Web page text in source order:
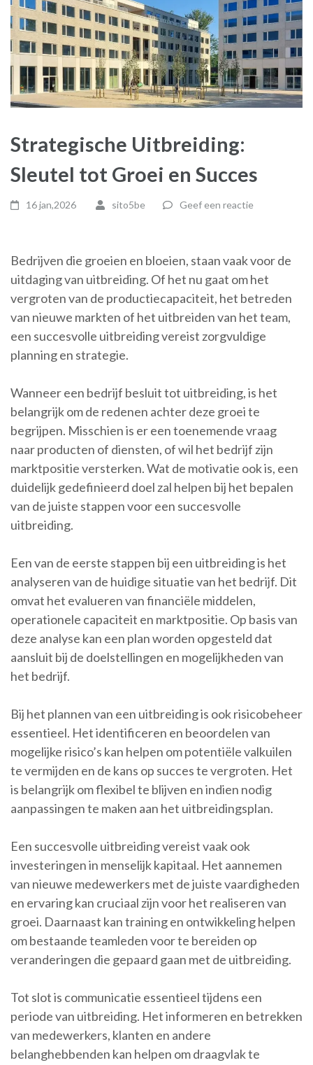
Strategische Uitbreiding:
Sleutel tot Groei en Succes
16 jan,2026 sito5be Geef een reactie
Bedrijven die groeien en bloeien, staan vaak voor de
uitdaging van uitbreiding. Of het nu gaat om het
vergroten van de productiecapaciteit, het betreden
van nieuwe markten of het uitbreiden van het team,
een succesvolle uitbreiding vereist zorgvuldige
planning en strategie.
Wanneer een bedrijf besluit tot uitbreiding, is het
belangrijk om de redenen achter deze groei te
begrijpen. Misschien is er een toenemende vraag
naar producten of diensten, of wil het bedrijf zijn
marktpositie versterken. Wat de motivatie ook is, een
duidelijk gedefinieerd doel zal helpen bij het bepalen
van de juiste stappen voor een succesvolle
uitbreiding.
Een van de eerste stappen bij een uitbreiding is het
analyseren van de huidige situatie van het bedrijf. Dit
omvat het evalueren van financiële middelen,
operationele capaciteit en marktpositie. Op basis van
deze analyse kan een plan worden opgesteld dat
aansluit bij de doelstellingen en mogelijkheden van
het bedrijf.
Bij het plannen van een uitbreiding is ook risicobeheer
essentieel. Het identificeren en beoordelen van
mogelijke risico’s kan helpen om potentiële valkuilen
te vermijden en de kans op succes te vergroten. Het
is belangrijk om flexibel te blijven en indien nodig
aanpassingen te maken aan het uitbreidingsplan.
Een succesvolle uitbreiding vereist vaak ook
investeringen in menselijk kapitaal. Het aannemen
van nieuwe medewerkers met de juiste vaardigheden
en ervaring kan cruciaal zijn voor het realiseren van
groei. Daarnaast kan training en ontwikkeling helpen
om bestaande teamleden voor te bereiden op
veranderingen die gepaard gaan met de uitbreiding.
Tot slot is communicatie essentieel tijdens een
periode van uitbreiding. Het informeren en betrekken
van medewerkers, klanten en andere
belanghebbenden kan helpen om draagvlak te